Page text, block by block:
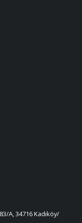
A, 34716 Kadıköy/